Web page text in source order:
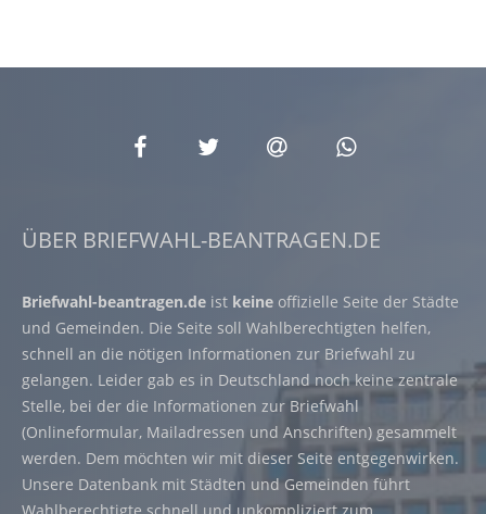
ÜBER BRIEFWAHL-BEANTRAGEN.DE
Briefwahl-beantragen.de ist keine offizielle Seite der Städte
und Gemeinden. Die Seite soll Wahlberechtigten helfen,
schnell an die nötigen Informationen zur Briefwahl zu
gelangen. Leider gab es in Deutschland noch keine zentrale
Stelle, bei der die Informationen zur Briefwahl
(Onlineformular, Mailadressen und Anschriften) gesammelt
werden. Dem möchten wir mit dieser Seite entgegenwirken.
Unsere Datenbank mit Städten und Gemeinden führt